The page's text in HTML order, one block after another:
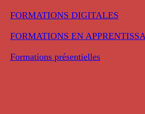
FORMATIONS DIGITALES
FORMATIONS EN
Formations présentielles